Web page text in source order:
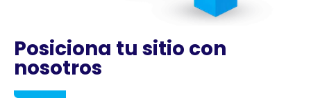
Posiciona tu sitio con
nosotros